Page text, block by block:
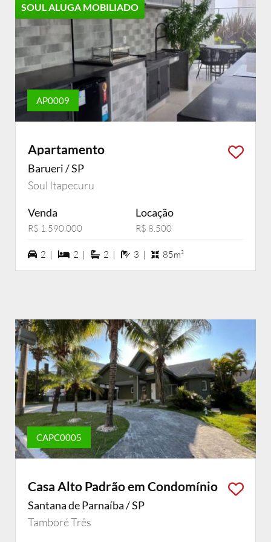
SOUL ALUGA MOBILIADO
AP0009
Apartamento
Barueri / SP
Soul Itapecuru
Venda
R$ 1.590.000
Locação
R$ 8.500
2 vagas na garagem
2 | 2 dormiórios
2 | 2 suítes
2 | 3 banheiros
3 | 85m²
CAPC0005
Casa Alto Padrão em Condomínio
Santana de Parnaíba / SP
Tamboré Três